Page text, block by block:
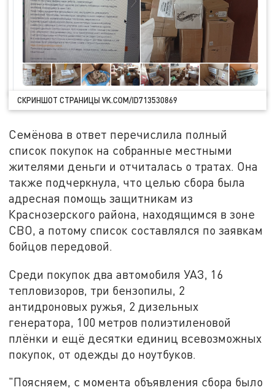
СКРИНШОТ СТРАНИЦЫ VK.COM/ID713530869
Семёнова в ответ перечислила полный
список покупок на собранные местными
жителями деньги и отчиталась о тратах. Она
также подчеркнула, что целью сбора была
адресная помощь защитникам из
Краснозерского района, находящимся в зоне
СВО, а потому список составлялся по заявкам
бойцов передовой.
Среди покупок два автомобиля УАЗ, 16
тепловизоров, три бензопилы, 2
антидроновых ружья, 2 дизельных
генератора, 100 метров полиэтиленовой
плёнки и ещё десятки единиц всевозможных
покупок, от одежды до ноутбуков.
"Поясняем, с момента объявления сбора было